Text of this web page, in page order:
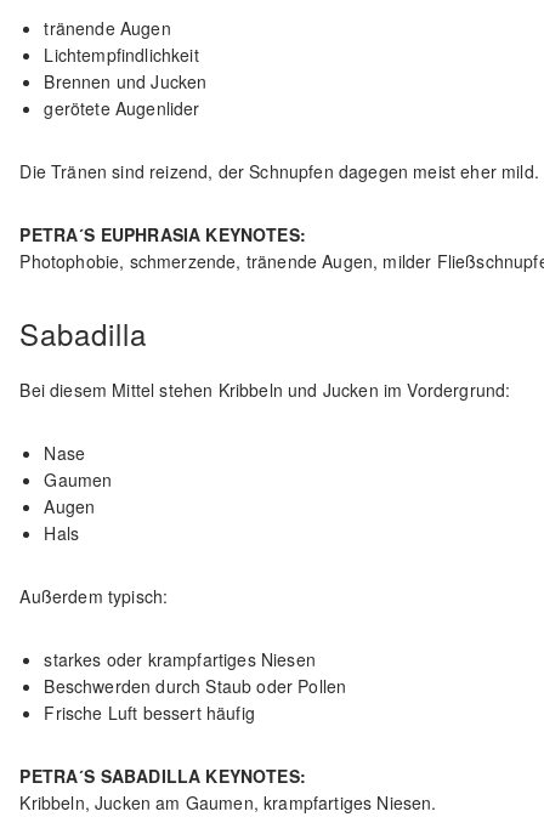
tränende Augen
Lichtempfindlichkeit
Brennen und Jucken
gerötete Augenlider
Die Tränen sind reizend, der Schnupfen dagegen meist eher mild.
PETRA´S EUPHRASIA KEYNOTES:
Photophobie, schmerzende, tränende Augen, milder
Sabadilla
Bei diesem Mittel stehen Kribbeln und Jucken im Vordergrund:
Nase
Gaumen
Augen
Hals
Außerdem typisch:
starkes oder krampfartiges Niesen
Beschwerden durch Staub oder Pollen
Frische Luft bessert häufig
PETRA´S SABADILLA KEYNOTES:
Kribbeln, Jucken am Gaumen, krampfartiges Niesen.